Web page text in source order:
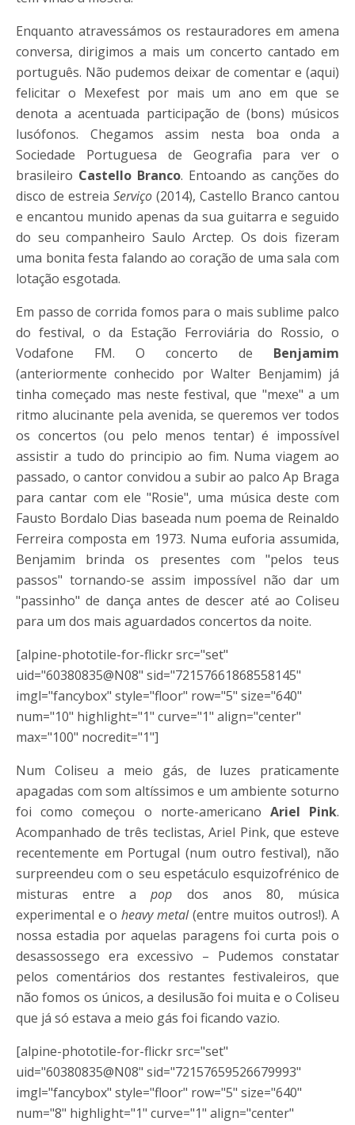
Enquanto atravessámos os restauradores em amena
conversa, dirigimos a mais um concerto cantado em
português. Não pudemos deixar de comentar e (aqui)
felicitar o Mexefest por mais um ano em que se
denota a acentuada participação de (bons) músicos
lusófonos. Chegamos assim nesta boa onda a
Sociedade Portuguesa de Geografia para ver o
brasileiro Castello Branco. Entoando as canções do
disco de estreia Serviço (2014), Castello Branco cantou
e encantou munido apenas da sua guitarra e seguido
do seu companheiro Saulo Arctep. Os dois fizeram
uma bonita festa falando ao coração de uma sala com
lotação esgotada.
Em passo de corrida fomos para o mais sublime palco
do festival, o da Estação Ferroviária do Rossio, o
Vodafone FM. O concerto de Benjamim
(anteriormente conhecido por Walter Benjamim) já
tinha começado mas neste festival, que "mexe" a um
ritmo alucinante pela avenida, se queremos ver todos
os concertos (ou pelo menos tentar) é impossível
assistir a tudo do principio ao fim. Numa viagem ao
passado, o cantor convidou a subir ao palco Ap Braga
para cantar com ele "Rosie", uma música deste com
Fausto Bordalo Dias baseada num poema de Reinaldo
Ferreira composta em 1973. Numa euforia assumida,
Benjamim brinda os presentes com "pelos teus
passos" tornando-se assim impossível não dar um
"passinho" de dança antes de descer até ao Coliseu
para um dos mais aguardados concertos da noite.
[alpine-phototile-for-flickr src="set"
uid="60380835@N08" sid="72157661868558145"
imgl="fancybox" style="floor" row="5" size="640"
num="10" highlight="1" curve="1" align="center"
max="100" nocredit="1"]
Num Coliseu a meio gás, de luzes praticamente
apagadas com som altíssimos e um ambiente soturno
foi como começou o norte-americano Ariel Pink.
Acompanhado de três teclistas, Ariel Pink, que esteve
recentemente em Portugal (num outro festival), não
surpreendeu com o seu espetáculo esquizofrénico de
misturas entre apop dos anos 80, música
experimental e o heavy metal(entre muitos outros!). A
nossa estadia por aquelas paragens foi curta pois o
desassossego era excessivo – Pudemos constatar
pelos comentários dos restantes festivaleiros, que
não fomos os únicos, a desilusão foi muita e o Coliseu
que já só estava a meio gás foi ficando vazio.
[alpine-phototile-for-flickr src="set"
uid="60380835@N08" sid="72157659526679993"
imgl="fancybox" style="floor" row="5" size="640"
num="8" highlight="1" curve="1" align="center"